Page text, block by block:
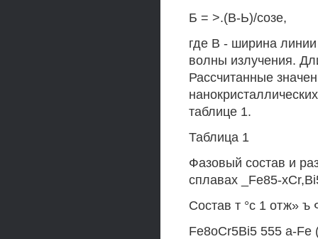
Б = >.(В-Ь)/созе,
где В - ширина
волны излучения.
Рассчитанные
таблице 1.
Таблица 1
Фазовый состав и
сплавах _Fe85-
Состав т °с 1 отж» ъ
Fe8oCr5Bi5 555 a-